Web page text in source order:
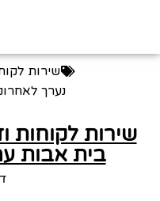
שירות
נערך
שירות לקוחות
בית אבות